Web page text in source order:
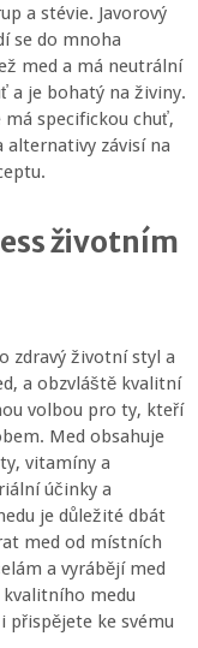
a stévie. Javorový
se do mnoha
med a má neutrální
a je bohatý na živiny.
specifickou chuť,
alternativy závisí na
životním
zdravý životní styl a
a obzvláště kvalitní
volbou pro ty, kteří
Med obsahuje
vitamíny a
účinky a
je důležité dbát
med od místních
a vyrábějí med
kvalitního medu
přispějete ke svému